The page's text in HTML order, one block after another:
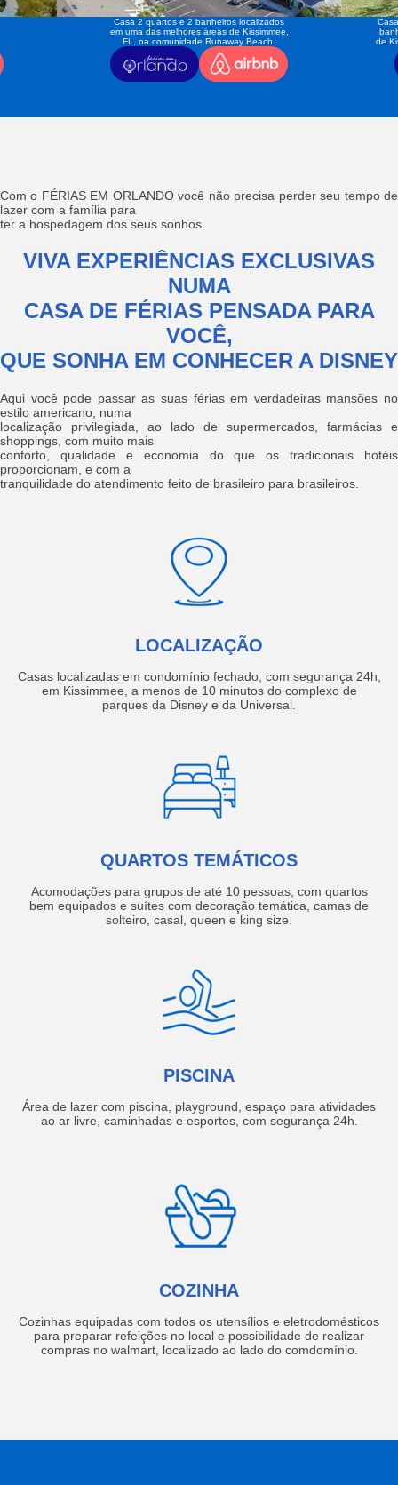
Casa 2 quartos e 2 banheiros localizados
em uma das melhores áreas de Kissimmee,
FL, na comunidade Runaway Beach.
de
Com o FÉRIAS EM ORLANDO você não precisa perder seu tempo de
lazer com a família para
ter a hospedagem dos seus sonhos.
VIVA EXPERIÊNCIAS EXCLUSIVAS
NUMA
CASA DE FÉRIAS PENSADA PARA
VOCÊ,
QUE SONHA EM CONHECER A DISNEY
Aqui você pode passar as suas férias em verdadeiras mansões no
estilo americano, numa
localização privilegiada, ao lado de supermercados, farmácias e
shoppings, com muito mais
conforto, qualidade e economia do que os tradicionais hotéis
proporcionam, e com a
tranquilidade do atendimento feito de brasileiro para brasileiros.
LOCALIZAÇÃO
Casas localizadas em condomínio fechado, com segurança 24h,
em Kissimmee, a menos de 10 minutos do complexo de
parques da Disney e da Universal.
QUARTOS TEMÁTICOS
Acomodações para grupos de até 10 pessoas, com quartos
bem equipados e suítes com decoração temática, camas de
solteiro, casal, queen e king size.
PISCINA
Área de lazer com piscina, playground, espaço para atividades
ao ar livre, caminhadas e esportes, com segurança 24h.
COZINHA
Cozinhas equipadas com todos os utensílios e eletrodomésticos
para preparar refeições no local e possibilidade de realizar
compras no walmart, localizado ao lado do comdomínio.